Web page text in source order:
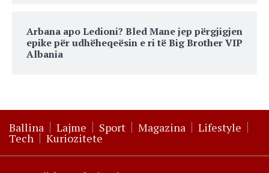
Arbana apo Ledioni? Bled Mane jep përgjigjen
epike për udhëheqeësin e ri të Big Brother VIP
Albania
Ballina Lajme Sport Magazina Lifestyle
Tech Kuriozitete